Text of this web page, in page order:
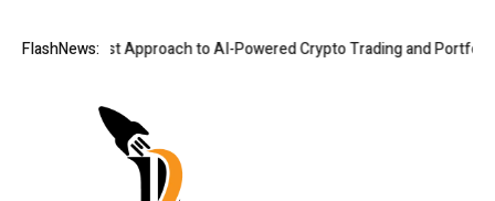
FlashNews:First Approach to AI-Powered Crypto Trading and Portfolio